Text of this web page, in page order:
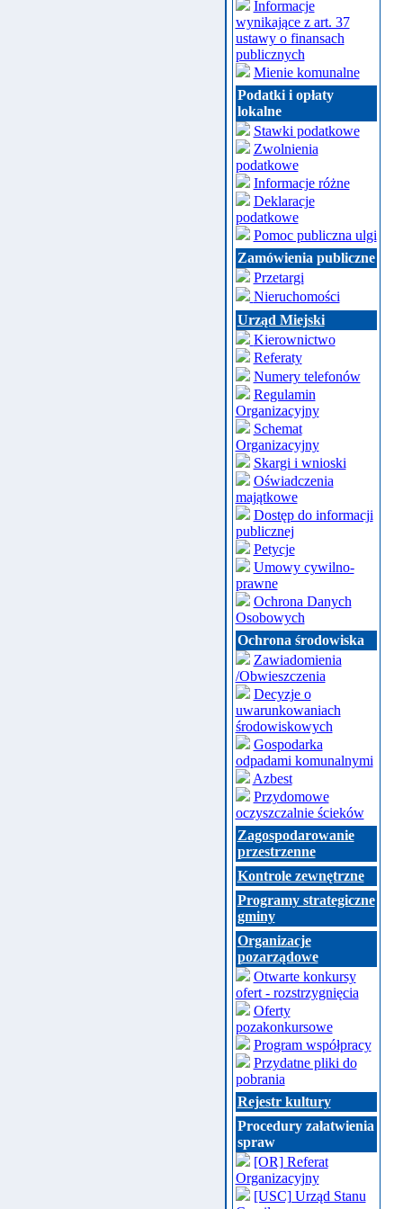
Informacje
wynikające z art. 37
ustawy o finansach
publicznych
Mienie komunalne
Podatki i opłaty
lokalne
Stawki podatkowe
Zwolnienia
podatkowe
Informacje różne
Deklaracje
podatkowe
Pomoc publiczna ulgi
Zamówienia publiczne
Przetargi
Nieruchomości
Urząd Miejski
Kierownictwo
Referaty
Numery telefonów
Regulamin
Organizacyjny
Schemat
Organizacyjny
Skargi i wnioski
Oświadczenia
majątkowe
Dostęp do informacji
publicznej
Petycje
Umowy cywilno-
prawne
Ochrona Danych
Osobowych
Ochrona środowiska
Zawiadomienia
/Obwieszczenia
Decyzje o
uwarunkowaniach
środowiskowych
Gospodarka
odpadami komunalnymi
Azbest
Przydomowe
oczyszczalnie ścieków
Zagospodarowanie
przestrzenne
Kontrole zewnętrzne
Programy strategiczne
gminy
Organizacje
pozarządowe
Otwarte konkursy
ofert - rozstrzygnięcia
Oferty
pozakonkursowe
Program współpracy
Przydatne pliki do
pobrania
Rejestr kultury
Procedury załatwienia
spraw
[OR] Referat
Organizacyjny
[USC] Urząd Stanu